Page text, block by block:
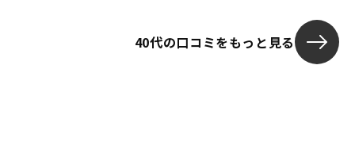
払うべき金
を購入、運用
かりやすい。
40代の口コミをもっと見る